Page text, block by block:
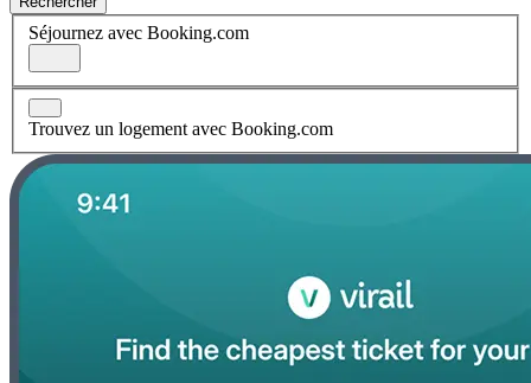
Séjournez avec Booking.com
Trouvez un logement avec Booking.com